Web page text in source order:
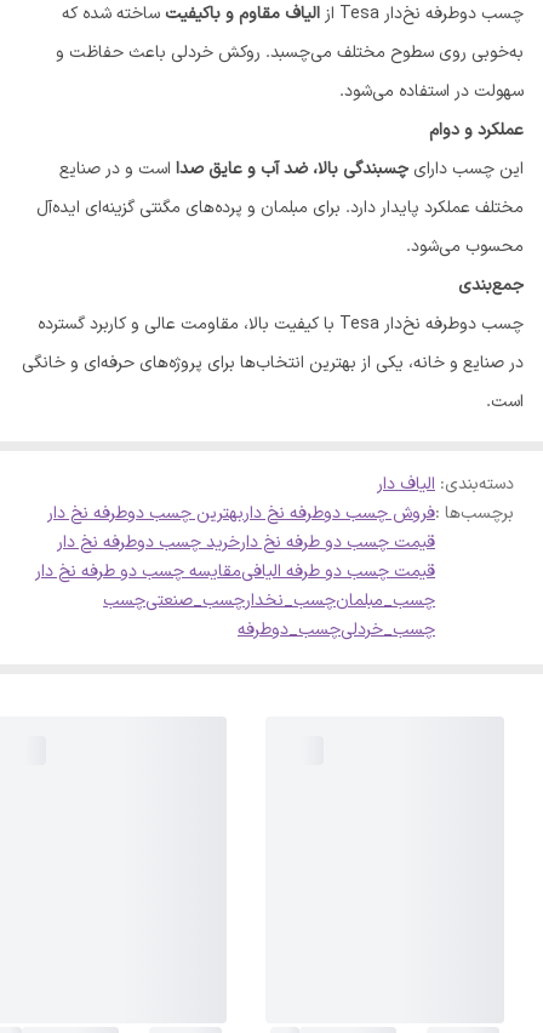
چسب دوطرفه نخ‌دار Tesa از
الیاف مقاوم و باکیفیت ساخته شده که
به‌خوبی روی سطوح مختلف می‌چسبد. روکش خردلی باعث حفاظت و
سهولت در استفاده می‌شود.
عملکرد و دوام
این چسب دارای چسبندگی بالا، ضد آب و عایق صدا است و در صنایع
مختلف عملکرد پایدار دارد. برای مبلمان و پرده‌های مگنتی گزینه‌ای ایده‌آل
محسوب می‌شود.
جمع‌بندی
چسب دوطرفه نخ‌دار Tesa با کیفیت بالا، مقاومت عالی و کاربرد گسترده
در صنایع و خانه، یکی از بهترین انتخاب‌ها برای پروژه‌های حرفه‌ای و خانگی
است.
دسته‌بندی: الیاف دار
برچسب‌ها :فروش چسب دوطرفه نخ داربهترین چسب دوطرفه نخ دار
قیمت چسب دو طرفه نخ دارخرید چسب دوطرفه نخ دار
قیمت چسب دو طرفه الیافیمقایسه چسب دو طرفه نخ دار
چسب_مبلمانچسب_نخدارچسب_صنعتیچسب
چسب_خردلیچسب_دوطرفه